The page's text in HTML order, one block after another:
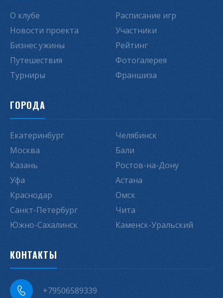
О клубе
Новости проекта
Бизнес ужины
Путешествия
Турниры
Расписание игр
Участники
Рейтинг
Фотогалерея
Франшиза
ГОРОДА
Екатеринбург
Москва
Казань
Уфа
Краснодар
Санкт-Петербург
Южно-Сахалинск
Челябинск
Бали
Ростов-на-Дону
Астана
Омск
Чита
Каменск-Уральский
КОНТАКТЫ
+79506589339